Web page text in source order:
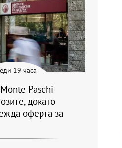
Марадона с ръка
Варна отбелязва 147-
ата годишнина на
Военноморските сили
19 часа
Paschi
докато
оферта за